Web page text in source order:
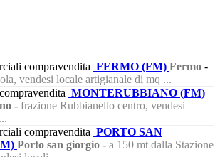
compravendita FERMO (FM) Fermo -
vendesi locale artigianale di mq ...
MONTERUBBIANO (FM)
- frazione Rubbianello centro, vendesi
compravendita PORTO SAN
Porto san giorgio - a 150 mt dalla Stazione